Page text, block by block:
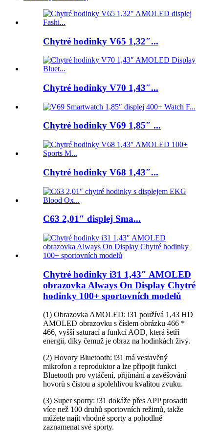
Chytré hodinky V65 1,32″...
Chytré hodinky V70 1,43″...
Chytré hodinky V69 1,85″ ...
Chytré hodinky V68 1,43″...
C63 2,01″ displej Sma...
Chytré hodinky i31 1,43″ AMOLED
obrazovka Always On Display Chytré
hodinky 100+ sportovních modelů
(1) Obrazovka AMOLED: i31 používá 1,43 HD
AMOLED obrazovku s číslem obrázku 466 *
466, vyšší saturací a funkcí AOD, která šetří
energii, díky čemuž je obraz na hodinkách živý.
(2) Hovory Bluetooth: i31 má vestavěný
mikrofon a reproduktor a lze připojit funkci
Bluetooth pro vytáčení, přijímání a zavěšování
hovorů s čistou a spolehlivou kvalitou zvuku.
(3) Super sporty: i31 dokáže přes APP prosadit
více než 100 druhů sportovních režimů, takže
můžete najít vhodné sporty a pohodlně
zaznamenat své sporty.